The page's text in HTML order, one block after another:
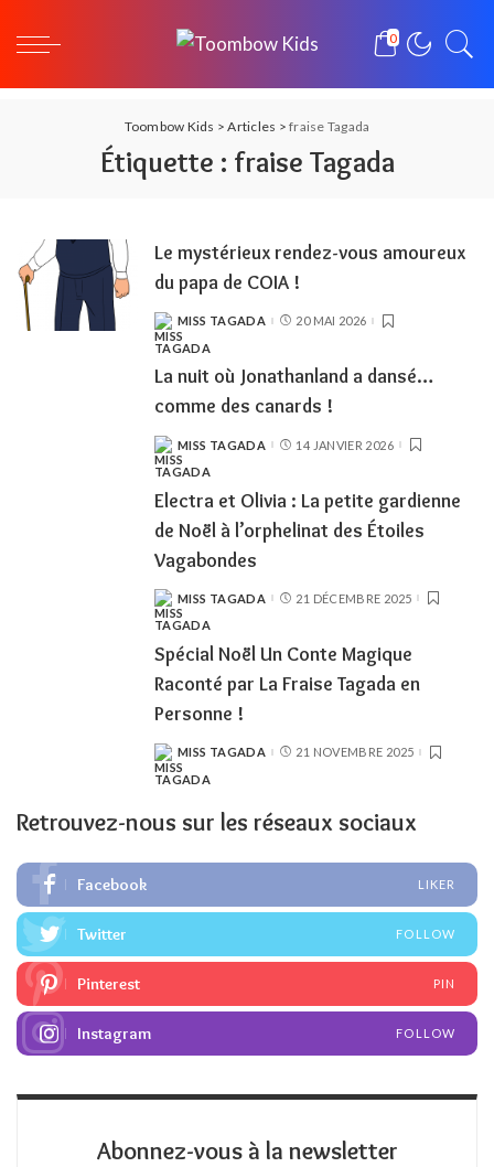
0
Toombow Kids >Articles >fraise Tagada
Étiquette : fraise Tagada
Le mystérieux rendez-vous amoureux
du papa de COIA !
POSTED
BY
MISS TAGADA 20 MAI 2026
La nuit où Jonathanland a dansé…
comme des canards !
POSTED
BY
MISS TAGADA 14 JANVIER 2026
Electra et Olivia : La petite gardienne
de Noël à l’orphelinat des Étoiles
Vagabondes
POSTED
BY
MISS TAGADA 21 DÉCEMBRE 2025
Spécial Noël Un Conte Magique
Raconté par La Fraise Tagada en
Personne !
POSTED
BY
MISS TAGADA 21 NOVEMBRE 2025
Retrouvez-nous sur les réseaux sociaux
Facebook LIKER
Twitter FOLLOW
Pinterest PIN
Instagram FOLLOW
Abonnez-vous à la newsletter